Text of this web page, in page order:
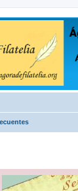
Ágora de Filatelia